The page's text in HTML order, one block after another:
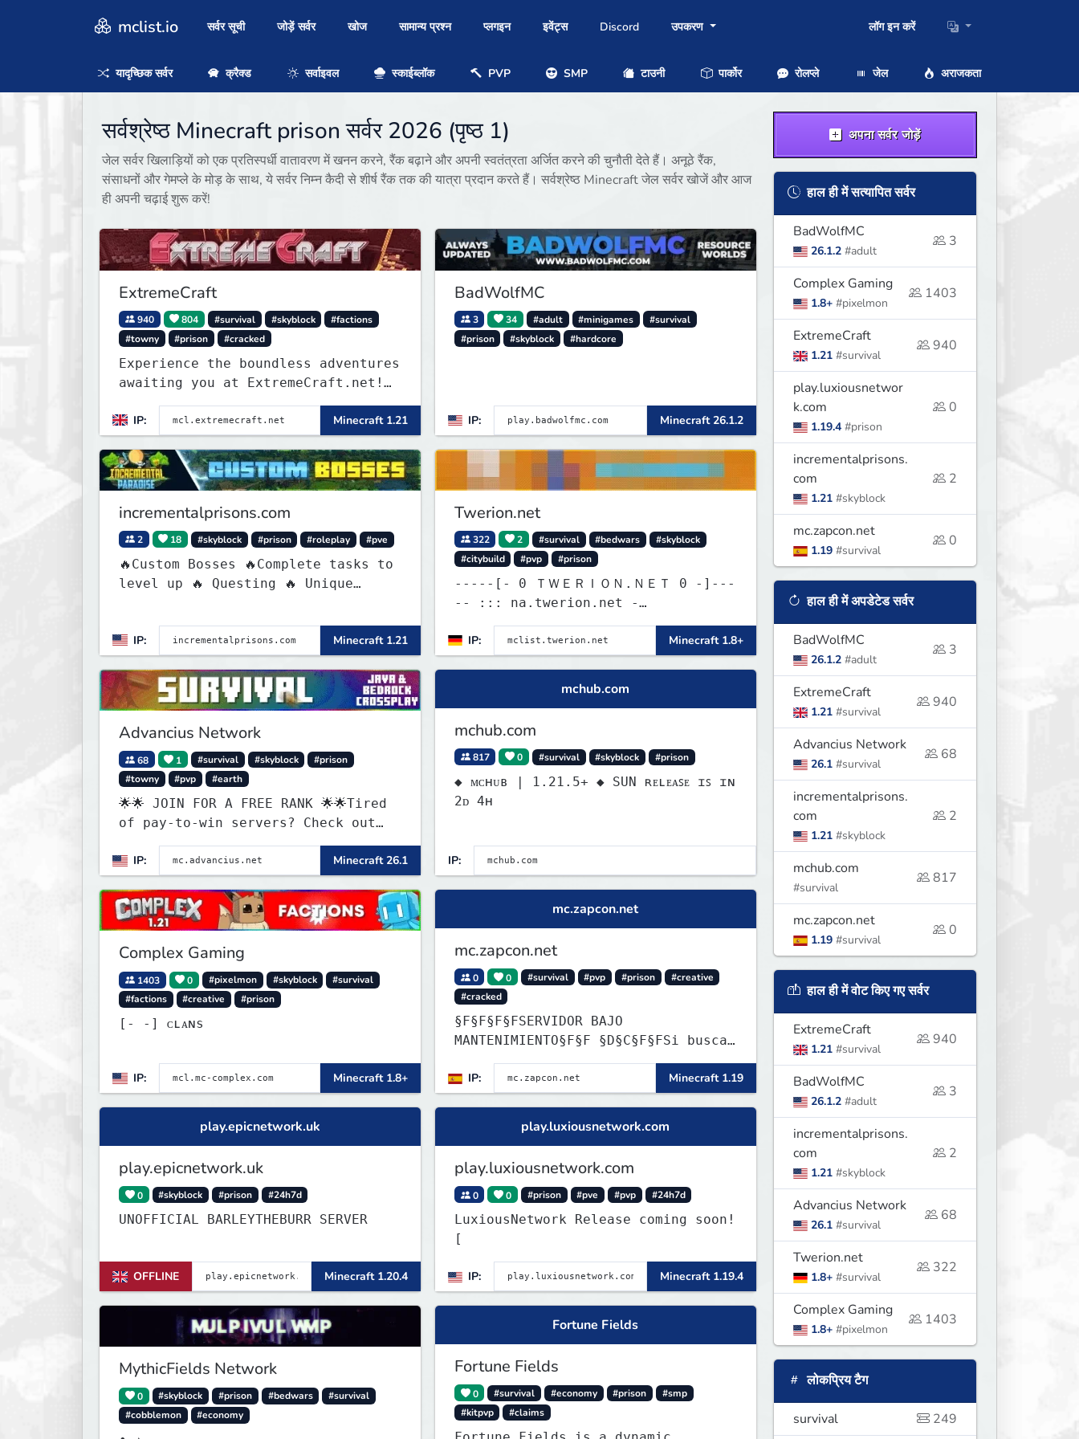
mclist.io सर्वर सूची जोड़ें सर्वर खोज सामान्य प्रश्न प्लगइन इवेंट्स Discord उपकरण लॉग इन करें
यादृच्छिक सर्वर क्रैक्ड सर्वाइवल स्काईब्लॉक PVP SMP टाउनी पार्कोर रोलप्ले जेल अराजकता
सर्वश्रेष्ठ Minecraft prison सर्वर 2026 (पृष्ठ 1)
जेल सर्वर खिलाड़ियों को एक प्रतिस्पर्धी वातावरण में खनन करने, रैंक बढ़ाने और अपनी स्वतंत्रता अर्जित करने की चुनौती देते हैं। अनूठे रैंक,
संसाधनों और गेमप्ले के मोड़ के साथ, ये सर्वर निम्न कैदी से शीर्ष रैंक तक की यात्रा प्रदान करते हैं। सर्वश्रेष्ठ Minecraft जेल सर्वर खोजें और आज
ही अपनी चढ़ाई शुरू करें!
ExtremeCraft
940 804 #survival #skyblock
#factions
#towny
#prison #cracked
Experience the boundless adventures
awaiting you at ExtremeCraft.net!
plethora of exhilarating game
modes, blending both timeless
classics and innovative new
experiences seamlessly.
IP: Minecraft 1.21
BadWolfMC
3 34 #adult #minigames
#survival
#prison
#skyblock #hardcore
IP: Minecraft 26.1.2
incrementalprisons.com
2 18 #skyblock #prison #roleplay #pve
🔥Custom Bosses 🔥Complete tasks to
level up 🔥 Questing 🔥 Unique
IP: Minecraft 1.21
Twerion.net
322 2 #survival #bedwars
#skyblock
#citybuild
#pvp #prison
-----[- 0 ＴＷＥＲＩＯＮ.ＮＥＴ 0 -]---
-- ::: na.twerion.net -
eu.twerion.net - as.twerion.net :::
IP:
Minecraft 1.8+
Advancius Network
68 1 #survival #skyblock
#prison
#towny
#pvp #earth
🌟🌟 JOIN FOR A FREE RANK 🌟🌟Tired
of pay-to-win servers? Check out
our 100+ FREE ranks on our 20+
gamemodes including: Earth Towny
SMP, Prison, Skyblock, Survival,
Creative Plots, Parkour, KitPvP,
Dropper, 1v1s, and many custom
IP: Minecraft 26.1
mchub.com
mchub.com
817 0 #survival #skyblock #prison
◆ ᴍᴄʜᴜʙ | 1.21.5+ ◆ SUN ʀᴇʟᴇᴀꜱᴇ ɪꜱ ɪɴ
2ᴅ 4ʜ
IP:
Complex Gaming
1403 0 #pixelmon #skyblock
#survival
#factions
#creative #prison
[‐ ‐] ᴄʟᴀɴs
IP: Minecraft 1.8+
mc.zapcon.net
mc.zapcon.net
0 0 #survival #pvp #prison
#creative
#cracked
§F§F§F§FSERVIDOR BAJO
MANTENIMIENTO§F§F §D§C§F§FSi buscas
información ve a: dc.zapcon.net
IP:
Minecraft 1.19
play.epicnetwork.uk
play.epicnetwork.uk
0 #skyblock #prison #24h7d
UNOFFICIAL BARLEYTHEBURR SERVER
OFFLINE Minecraft 1.20.4
play.luxiousnetwork.com
play.luxiousnetwork.com
0 0 #prison #pve #pvp #24h7d
LuxiousNetwork Release coming soon!
[
IP: Minecraft 1.19.4
MythicFields Network
0 #skyblock #prison #bedwars
#survival
#cobblemon
#economy
Fortune Fields
Fortune Fields
0 #survival #economy #prison
#smp
#kitpvp
#claims
अपना सर्वर जोड़ें
हाल ही में सत्यापित सर्वर
BadWolfMC
26.1.2 #adult
3
Complex Gaming
1.8+ #pixelmon
1403
ExtremeCraft
1.21 #survival
940
play.luxiousnetwor
k.com
1.19.4 #prison
0
incrementalprisons.
com
1.21 #skyblock
2
mc.zapcon.net
1.19 #survival
0
हाल ही में अपडेटेड सर्वर
BadWolfMC
26.1.2 #adult
3
ExtremeCraft
1.21 #survival
940
Advancius Network
26.1 #survival
68
incrementalprisons.
com
1.21 #skyblock
2
mchub.com
#survival
817
mc.zapcon.net
1.19 #survival
0
हाल ही में वोट किए गए सर्वर
ExtremeCraft
1.21 #survival
940
BadWolfMC
26.1.2 #adult
3
incrementalprisons.
com
1.21 #skyblock
2
Advancius Network
26.1 #survival
68
Twerion.net
1.8+ #survival
322
Complex Gaming
1.8+ #pixelmon
1403
लोकप्रिय टैग
survival
249